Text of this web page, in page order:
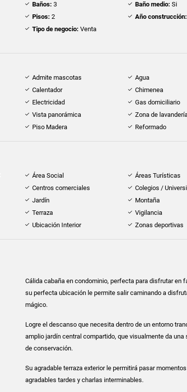
Baños: 3 Baño medio: Si
Pisos: 2 Año construcción:
Tipo de negocio: Venta
Admite mascotas Agua
Calentador
Chimenea
Electricidad
Gas domiciliario
Vista panorámica
Zona de
Piso Madera
Reformado
Área Social Áreas Turísticas
Centros comerciales
Colegios /
Jardín
Montaña
Terraza
Vigilancia
Ubicación Interior
Zonas deportivas
Cálida cabaña en condominio, perfecta para disfrutar en
su perfecta ubicación le permite salir caminando a
mágico.
Logre el descanso que necesita dentro de un entorno
amplio jardín central compartido, que visualmente da
de conservación.
Su agradable terraza exterior le permitirá pasar
agradables tardes y charlas interminables.